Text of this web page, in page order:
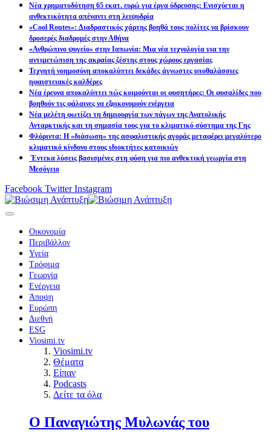
Νέα χρηματοδότηση 65 εκατ. ευρώ για έργα ύδρευσης: Ενισχύεται η
ανθεκτικότητα απέναντι στη λειψυδρία
«Cool Routes»: Διαδραστικός χάρτης βοηθά τους πολίτες να βρίσκουν
δροσερές διαδρομές στην Αθήνα
«Ανθρώπινο ψυγείο» στην Ιαπωνία: Μια νέα τεχνολογία για την
αντιμετώπιση της ακραίας ζέστης στους χώρους εργασίας
Τεχνητή νοημοσύνη αποκαλύπτει δεκάδες άγνωστες υποθαλάσσιες
ηφαιστειακές καλδέρες
Νέα έρευνα αποκαλύπτει πώς κοιμούνται οι φυσητήρες: Οι φυσαλίδες που
βοηθούν τις φάλαινες να εξοικονομούν ενέργεια
Νέα μελέτη φωτίζει τη δημιουργία των πάγων της Ανατολικής
Ανταρκτικής και τη σημασία τους για το κλιματικό σύστημα της Γης
Φλόριντα: Η «διάσωση» της ασφαλιστικής αγοράς μεταφέρει μεγαλύτερο
κλιματικό κίνδυνο στους ιδιοκτήτες κατοικιών
Έντεκα λύσεις βασισμένες στη φύση για πιο ανθεκτική γεωργία στη
Μεσόγειο
Facebook Twitter Instagram
Οικονομία
Περιβάλλον
Υγεία
Τρόφιμα
Γεωργία
Ενέργεια
Άποψη
Ευρώπη
Διεθνή
ESG
Viosimi.tv
Viosimi.tv
Θέματα
Είπαν
Podcasts
Δείτε τα όλα
Ο Παναγιώτης Μυλωνάς του